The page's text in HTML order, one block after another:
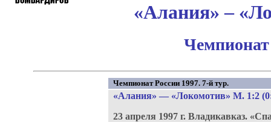
«Алания» –
Чемпионат
Чемпионат России 1997. 7-й тур.
«Алания» — «Локомотив» М. 1:2
23 апреля 1997 г. Владикавказ.